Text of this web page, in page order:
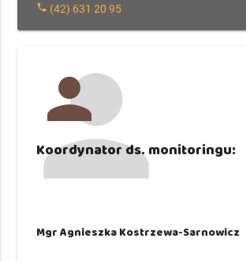
phone (42) 631 20 95
person
Koordynator ds. monitoringu:
Mgr Agnieszka Kostrzewa-Sarnowicz